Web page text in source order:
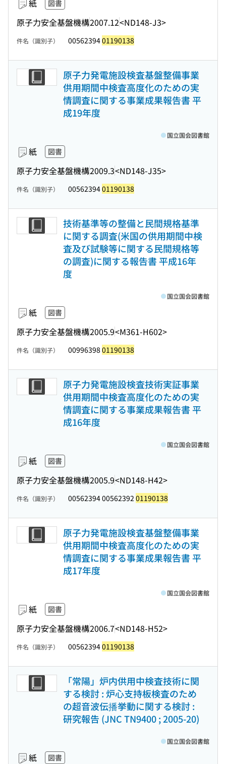
紙 図書
原子力安全基盤機構2007.12<ND148-J3>
件名（識別子） 0056239401190138
原子力発電施設検査基盤整備事業
供用期間中検査高度化のための実
情調査に関する事業成果報告書 平
成19年度
紙 図書
原子力安全基盤機構2009.3<ND148-J35>
国立国会図書館
件名（識別子） 0056239401190138
技術基準等の整備と民間規格基準
に関する調査(米国の供用期間中検
査及び試験等に関する民間規格等
の調査)に関する報告書 平成16年
度
紙 図書
原子力安全基盤機構2005.9<M361-H602>
国立国会図書館
件名（識別子） 00996398 01190138
原子力発電施設検査技術実証事業
供用期間中検査高度化のための実
情調査に関する事業成果報告書 平
成16年度
紙 図書
原子力安全基盤機構2005.9<ND148-H42>
国立国会図書館
件名（識別子） 00562394 00562392 01190138
原子力発電施設検査基盤整備事業
供用期間中検査高度化のための実
情調査に関する事業成果報告書 平
成17年度
紙 図書
原子力安全基盤機構2006.7<ND148-H52>
国立国会図書館
件名（識別子） 0056239401190138
「常陽」炉内供用中検査技術に関
する検討 : 炉心支持板検査のため
の超音波伝播挙動に関する検討 :
研究報告 (JNC TN9400 ; 2005-20)
紙 図書
国立国会図書館